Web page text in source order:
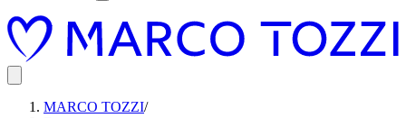
MARCO TOZZI/